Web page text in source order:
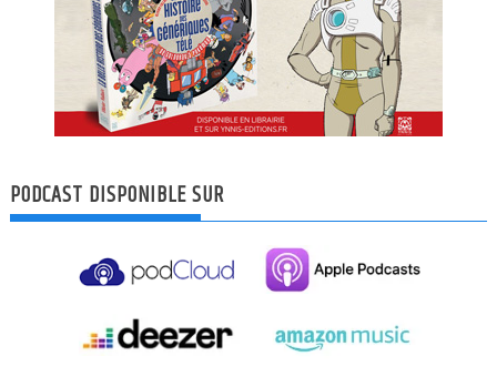
PODCAST DISPONIBLE SUR